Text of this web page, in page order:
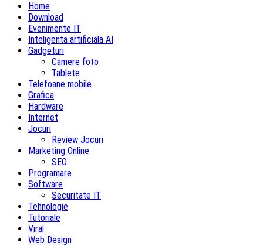
Home
Download
Evenimente IT
Inteligenta artificiala AI
Gadgeturi
Camere foto
Tablete
Telefoane mobile
Grafica
Hardware
Internet
Jocuri
Review Jocuri
Marketing Online
SEO
Programare
Software
Securitate IT
Tehnologie
Tutoriale
Viral
Web Design